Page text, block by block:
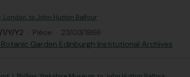
London, to John Hutton Balfour
Y/Y2 · Pièce · 23/03/1866
Botanic Garden Edinburgh Institutional Archives